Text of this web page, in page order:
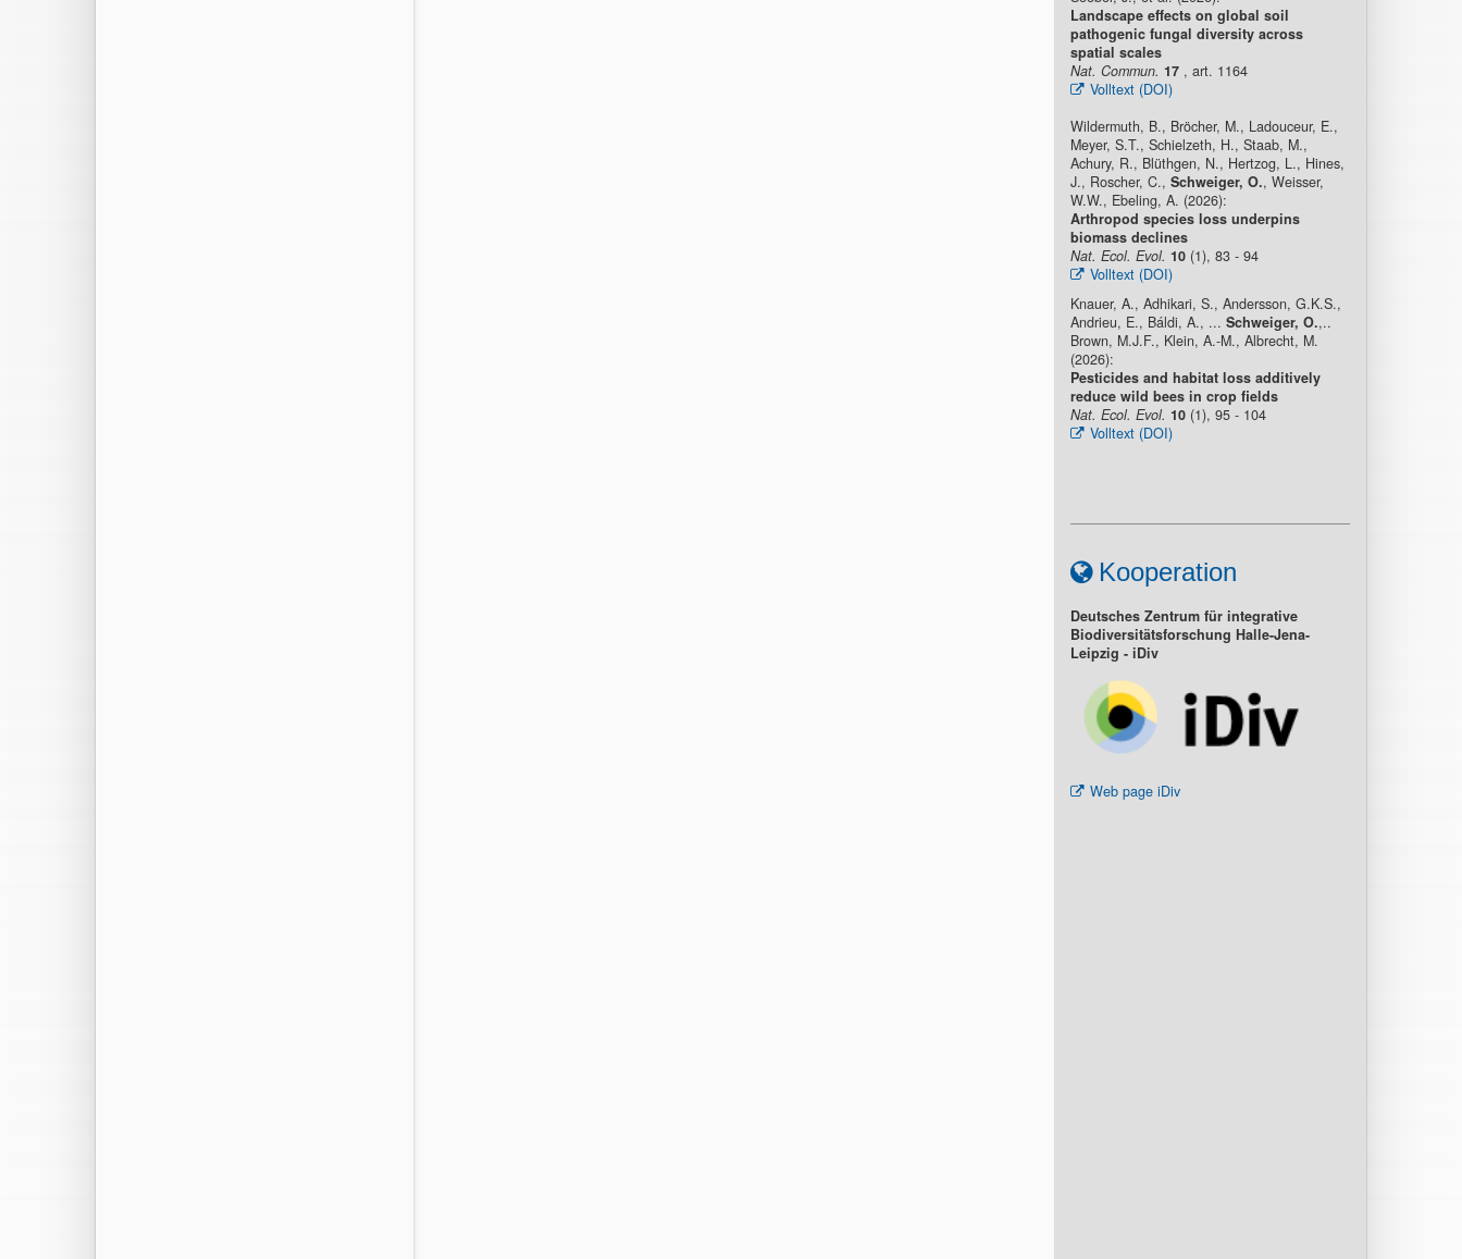
Landscape effects on global soil
pathogenic fungal diversity across
spatial scales
Nat. Commun. 17, art. 1164
Volltext (DOI)
Wildermuth, B., Bröcher, M., Ladouceur, E.,
Meyer, S.T., Schielzeth, H., Staab, M.,
Achury, R., Blüthgen, N., Hertzog, L., Hines,
J., Roscher, C., Schweiger, O., Weisser,
W.W., Ebeling, A. (2026):
Arthropod species loss underpins
biomass declines
Nat. Ecol. Evol. 10(1), 83 - 94
Volltext (DOI)
Knauer, A., Adhikari, S., Andersson, G.K.S.,
Andrieu, E., Báldi, A., ... Schweiger, O.,..
Brown, M.J.F., Klein, A.-M., Albrecht, M.
(2026):
Pesticides and habitat loss additively
reduce wild bees in crop fields
Nat. Ecol. Evol. 10(1), 95 - 104
Volltext (DOI)
Kooperation
Deutsches Zentrum für integrative
Biodiversitätsforschung Halle-Jena-
Leipzig - iDiv
Web page iDiv